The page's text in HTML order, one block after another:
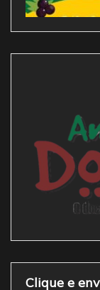
Clique e